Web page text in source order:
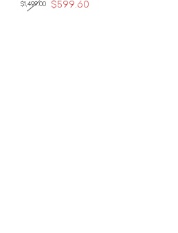
$1,499.00 $599.60